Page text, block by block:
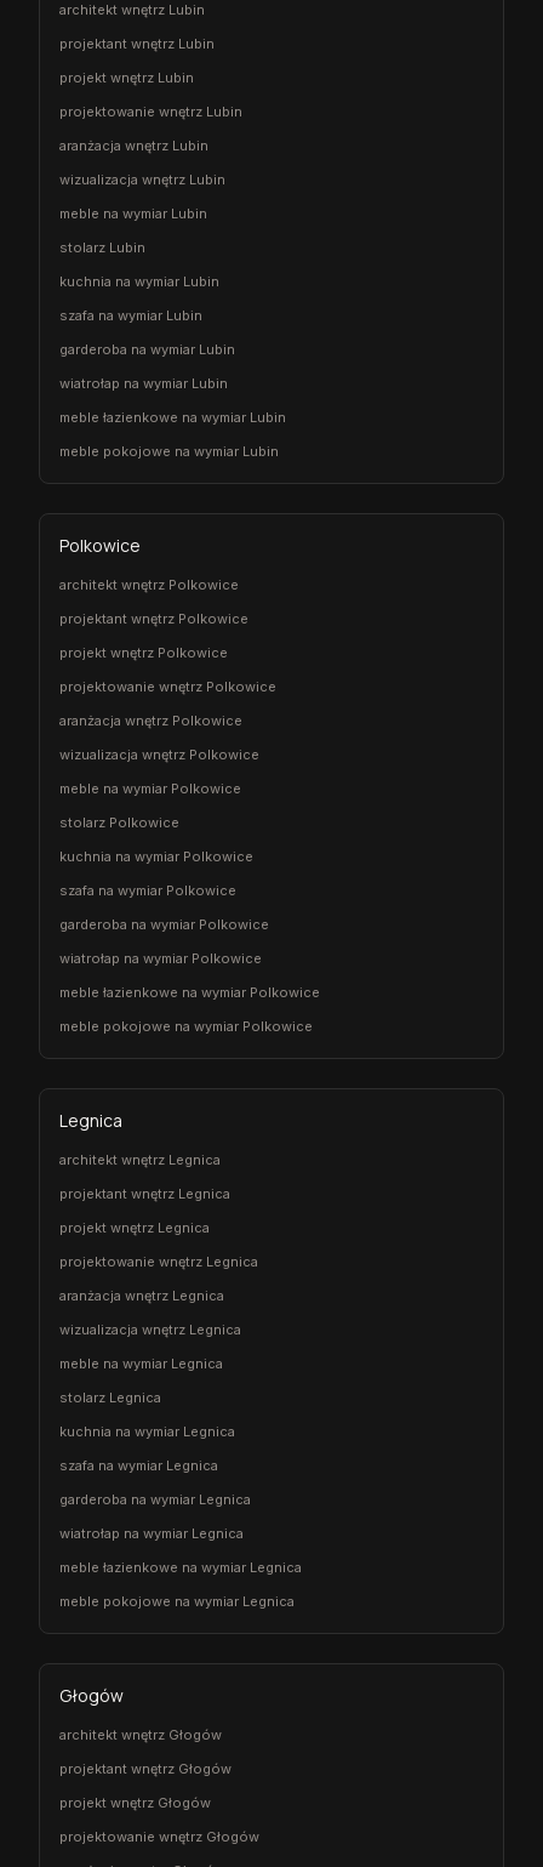
architekt wnętrz Lubin
projektant wnętrz Lubin
projekt wnętrz Lubin
projektowanie wnętrz Lubin
aranżacja wnętrz Lubin
wizualizacja wnętrz Lubin
meble na wymiar Lubin
stolarz Lubin
kuchnia na wymiar Lubin
szafa na wymiar Lubin
garderoba na wymiar Lubin
wiatrołap na wymiar Lubin
meble łazienkowe na wymiar Lubin
meble pokojowe na wymiar Lubin
Polkowice
architekt wnętrz Polkowice
projektant wnętrz Polkowice
projekt wnętrz Polkowice
projektowanie wnętrz Polkowice
aranżacja wnętrz Polkowice
wizualizacja wnętrz Polkowice
meble na wymiar Polkowice
stolarz Polkowice
kuchnia na wymiar Polkowice
szafa na wymiar Polkowice
garderoba na wymiar Polkowice
wiatrołap na wymiar Polkowice
meble łazienkowe na wymiar Polkowice
meble pokojowe na wymiar Polkowice
Legnica
architekt wnętrz Legnica
projektant wnętrz Legnica
projekt wnętrz Legnica
projektowanie wnętrz Legnica
aranżacja wnętrz Legnica
wizualizacja wnętrz Legnica
meble na wymiar Legnica
stolarz Legnica
kuchnia na wymiar Legnica
szafa na wymiar Legnica
garderoba na wymiar Legnica
wiatrołap na wymiar Legnica
meble łazienkowe na wymiar Legnica
meble pokojowe na wymiar Legnica
Głogów
architekt wnętrz Głogów
projektant wnętrz Głogów
projekt wnętrz Głogów
projektowanie wnętrz Głogów